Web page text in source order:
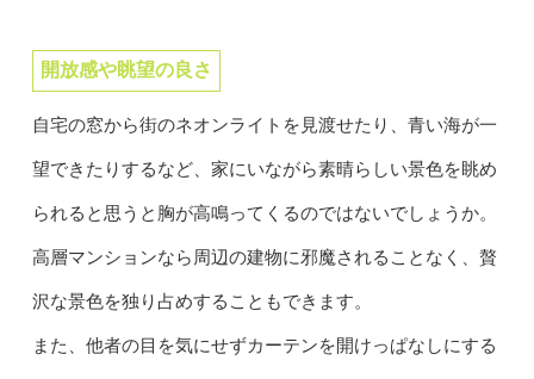
開放感や眺望の良さ
自宅の窓から街のネオンライトを見渡せたり、青い海が一
望できたりするなど、家にいながら素晴らしい景色を眺め
られると思うと胸が高鳴ってくるのではないでしょうか。
高層マンションなら周辺の建物に邪魔されることなく、贅
沢な景色を独り占めすることもできます。
また、他者の目を気にせずカーテンを開けっぱなしにする